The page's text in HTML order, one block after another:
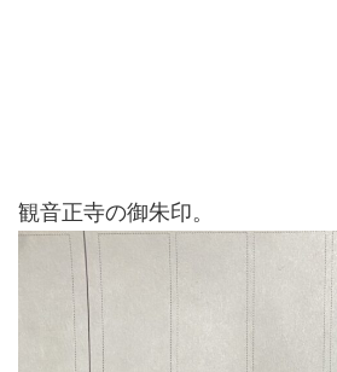
観音正寺の御朱印。